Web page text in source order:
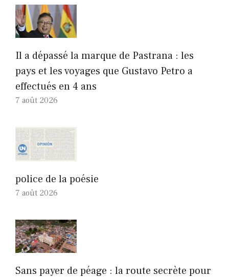
Il a dépassé la marque de Pastrana : les
pays et les voyages que Gustavo Petro a
effectués en 4 ans
7 août 2026
police de la poésie
7 août 2026
Sans payer de péage : la route secrète pour